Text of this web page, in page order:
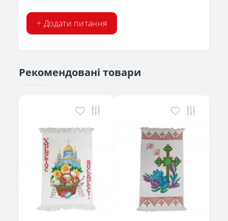
+ Додати питання
Рекомендовані товари